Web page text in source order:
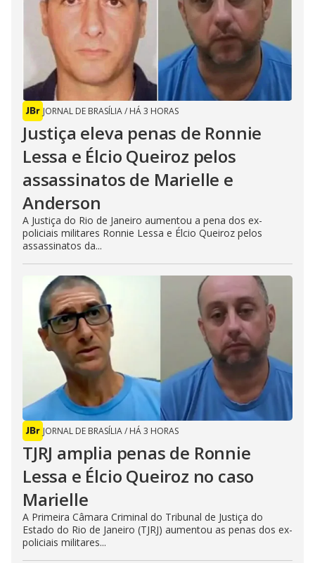
JORNAL DE BRASÍLIA/ HÁ 3 HORAS
Justiça eleva penas de Ronnie
Lessa e Élcio Queiroz pelos
assassinatos de Marielle e
Anderson
A Justiça do Rio de Janeiro aumentou a pena dos ex-
policiais militares Ronnie Lessa e Élcio Queiroz pelos
assassinatos da...
JORNAL DE BRASÍLIA/ HÁ 3 HORAS
TJRJ amplia penas de Ronnie
Lessa e Élcio Queiroz no caso
Marielle
A Primeira Câmara Criminal do Tribunal de Justiça do
Estado do Rio de Janeiro (TJRJ) aumentou as penas dos ex-
policiais militares...